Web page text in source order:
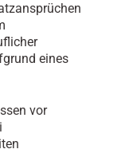
eines
vor